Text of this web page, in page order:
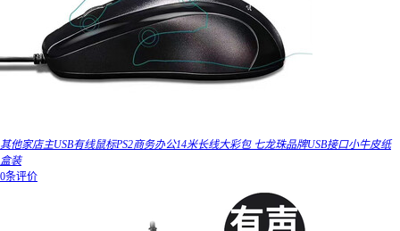
其他家店主USB有线鼠标PS2商务办公14米长线大彩包 七龙珠品牌USB接口小牛皮纸
盒装
0条评价